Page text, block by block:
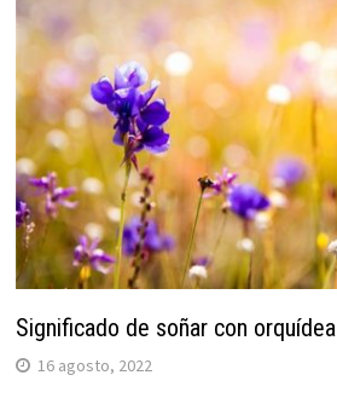
Significado de soñar con
16 agosto, 2022